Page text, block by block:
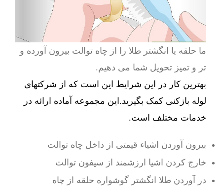
ما حلقه یا انگشتر طلا را از چاه توالت بیرون آورده و
تر و تمیز تحویل شما می دهیم.
بهترین کار در این شرایط این است که از شرکتهای
لوله بازکنی کمک بگیرید.این مجموعه آماده ارائه در
خدمات مختلف است.
بیرون آوردن اشیاء قیمتی از داخل چاه توالت
خارج کردن اشیا ارزشمند از سیفون توالت
در آوردن طلا انگشتر گوشواره حلقه از چاه